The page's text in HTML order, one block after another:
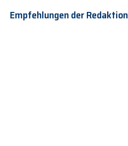
Empfehlungen der Redaktion